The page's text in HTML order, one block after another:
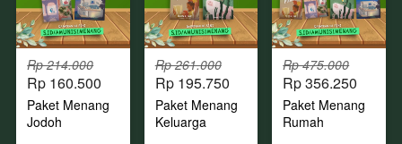
Rp 214.000
Rp 160.500
Paket Menang
Jodoh
Rp 261.000
Rp 195.750
Paket Menang
Keluarga
Rp 475.000
Rp 356.250
Paket Menang
Rumah